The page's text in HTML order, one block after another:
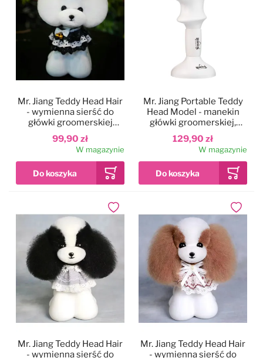
99,90 zł
Mr. Jiang Teddy Head Hair
- wymienna sierść do
główki groomerskiej
Teddy, biała
W magazynie
129,90 zł
Mr. Jiang Portable Teddy
Head Model - manekin
główki groomerskiej,
popiersie z mocowaniem
W magazynie
Mr. Jiang Teddy Head Hair
- wymienna sierść do
Dodaj do ulubionych
Mr. Jiang Teddy Head Hair
- wymienna sierść do
Dodaj